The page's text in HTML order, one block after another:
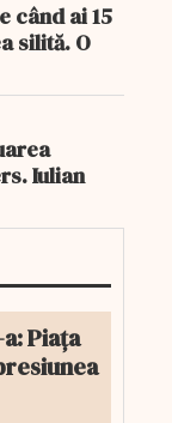
când ai 15
silită. O
Iulian
Piața